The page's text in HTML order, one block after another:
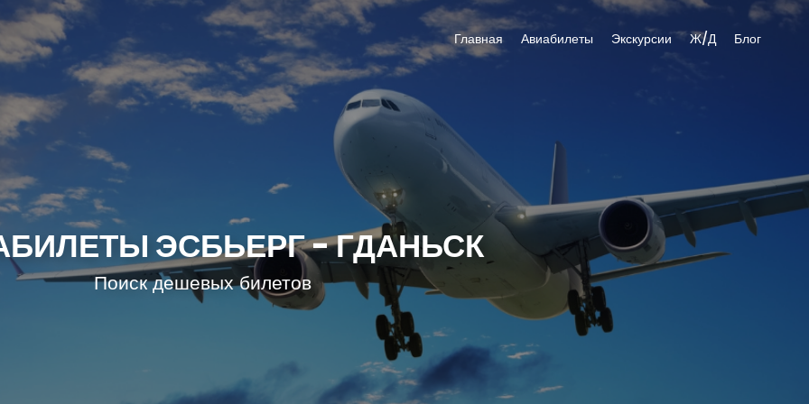
Главная Авиабилеты Экскурсии Ж/Д Блог
ЭСБЬЕРГ - ГДАНЬСК
Поиск дешевых билетов